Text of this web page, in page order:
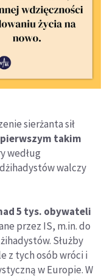
sierżanta sił
pierwszym takim
według
walczy
5 tys. obywateli
przez IS, m.in. do
Służby
z tych osób wróci i
w Europie. W